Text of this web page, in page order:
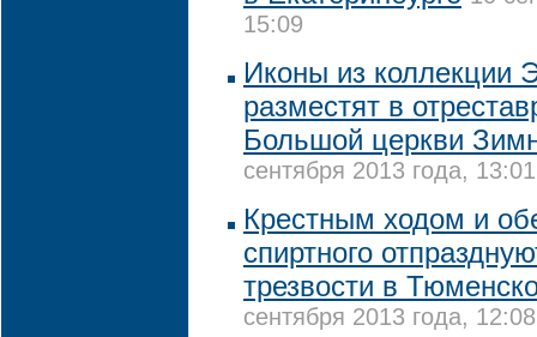
15:09
Иконы из коллекции
разместят в
Большой церкви
сентября 2013 года, 13:01
Крестным ходом и
спиртного
трезвости в
сентября 2013 года, 12:08